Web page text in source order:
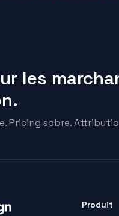
les
Pricing sobre.
Produit